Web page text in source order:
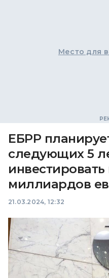
Место для
ЕБРР
следующих 5
миллиардов
21.03.2024, 12:32